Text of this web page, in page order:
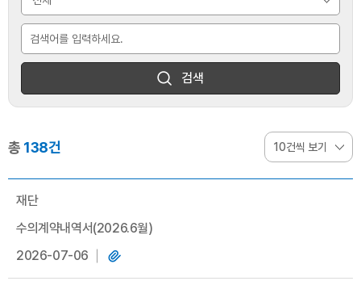
검색
총 138건
재단
수의계약내역서(2026.6월)
2026-07-06